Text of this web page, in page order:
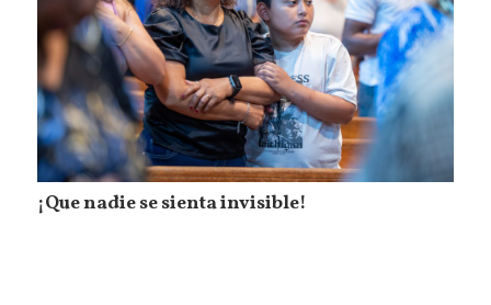
¡Que nadie se sienta invisible!